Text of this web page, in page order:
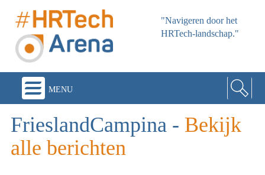
"Navigeren door het
HRTech-landschap."
menu
FrieslandCampina - Bekijk
alle berichten